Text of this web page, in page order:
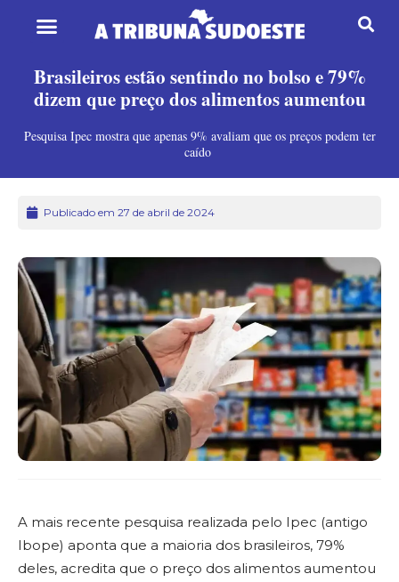
Brasileiros estão sentindo no bolso e 79%
dizem que preço dos alimentos aumentou
Pesquisa Ipec mostra que apenas 9% avaliam que os preços podem ter
caído
Publicado em 27 de abril de 2024
A mais recente pesquisa realizada pelo Ipec (antigo
Ibope) aponta que a maioria dos brasileiros, 79%
deles, acredita que o preço dos alimentos aumentou